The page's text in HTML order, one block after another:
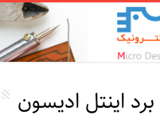
اینتل ادیسون